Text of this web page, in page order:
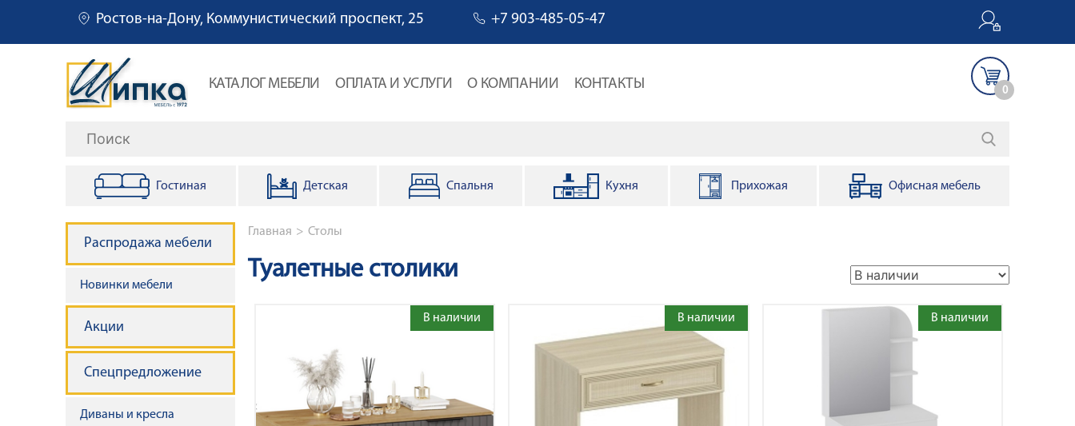
Ростов-на-Дону, Коммунистический проспект, 25 +7 903-485-05-47
О
о
в
н
а
я
н
КАТАЛОГ МЕБЕЛИ ОПЛАТА И УСЛУГИ О КОМПАНИИ КОНТАКТЫ 0
Поиск
Гостиная Детская Спальня Кухня Прихожая Офисная мебель
Строка навигации
Главная Столы
Туалетные столики
В наличии В наличии В наличии
Распродажа мебели
Новинки мебели
Акции
Спецпредложение
Диваны и кресла